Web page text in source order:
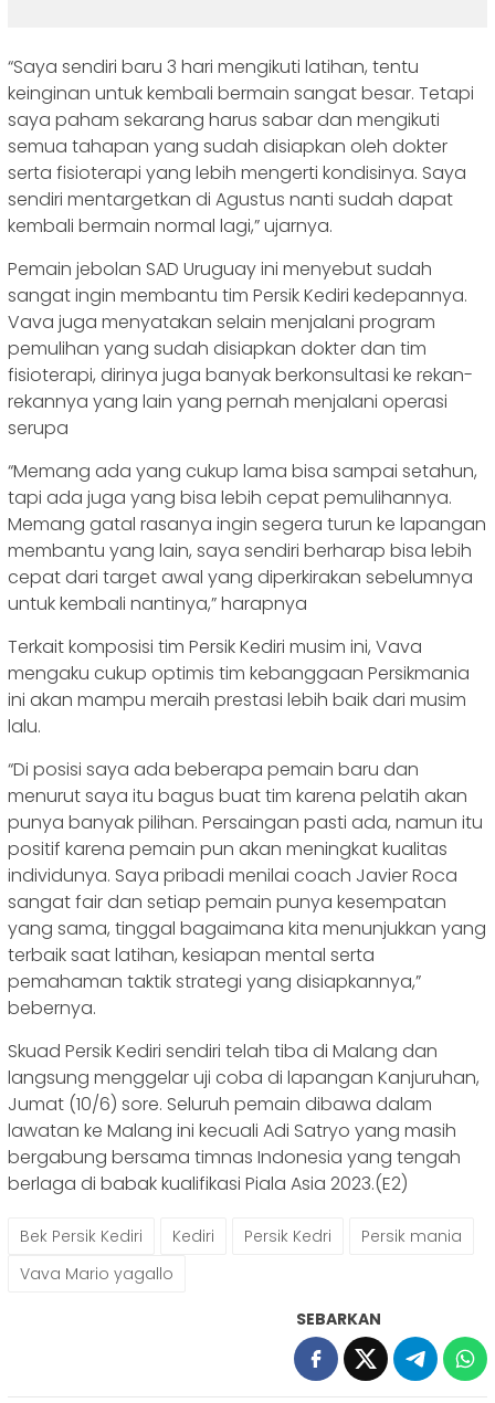
“Saya sendiri baru 3 hari mengikuti latihan, tentu
keinginan untuk kembali bermain sangat besar. Tetapi
saya paham sekarang harus sabar dan mengikuti
semua tahapan yang sudah disiapkan oleh dokter
serta fisioterapi yang lebih mengerti kondisinya. Saya
sendiri mentargetkan di Agustus nanti sudah dapat
kembali bermain normal lagi,” ujarnya.
Pemain jebolan SAD Uruguay ini menyebut sudah
sangat ingin membantu tim Persik Kediri kedepannya.
Vava juga menyatakan selain menjalani program
pemulihan yang sudah disiapkan dokter dan tim
fisioterapi, dirinya juga banyak berkonsultasi ke rekan-
rekannya yang lain yang pernah menjalani operasi
serupa
“Memang ada yang cukup lama bisa sampai setahun,
tapi ada juga yang bisa lebih cepat pemulihannya.
Memang gatal rasanya ingin segera turun ke lapangan
membantu yang lain, saya sendiri berharap bisa lebih
cepat dari target awal yang diperkirakan sebelumnya
untuk kembali nantinya,” harapnya
Terkait komposisi tim Persik Kediri musim ini, Vava
mengaku cukup optimis tim kebanggaan Persikmania
ini akan mampu meraih prestasi lebih baik dari musim
lalu.
“Di posisi saya ada beberapa pemain baru dan
menurut saya itu bagus buat tim karena pelatih akan
punya banyak pilihan. Persaingan pasti ada, namun itu
positif karena pemain pun akan meningkat kualitas
individunya. Saya pribadi menilai coach Javier Roca
sangat fair dan setiap pemain punya kesempatan
yang sama, tinggal bagaimana kita menunjukkan yang
terbaik saat latihan, kesiapan mental serta
pemahaman taktik strategi yang disiapkannya,”
bebernya.
Skuad Persik Kediri sendiri telah tiba di Malang dan
langsung menggelar uji coba di lapangan Kanjuruhan,
Jumat (10/6) sore. Seluruh pemain dibawa dalam
lawatan ke Malang ini kecuali Adi Satryo yang masih
bergabung bersama timnas Indonesia yang tengah
berlaga di babak kualifikasi Piala Asia 2023.(E2)
Bek Persik Kediri Kediri Persik Kedri
Persik mania
Vava Mario yagallo
SEBARKAN